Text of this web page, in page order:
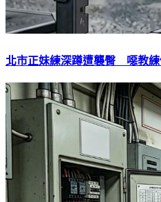
北市正妹練深蹲遭襲臀 噁教